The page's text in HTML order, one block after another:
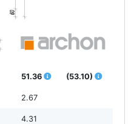
51.36 (53.10)
2.67
4.31